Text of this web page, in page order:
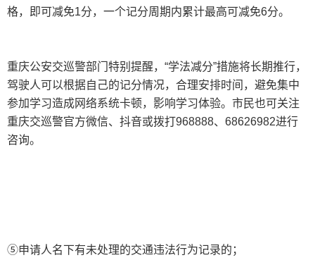
格，即可减免1分，一个记分周期内累计最高可减免6分。
重庆公安交巡警部门特别提醒，“学法减分”措施将长期推行，
驾驶人可以根据自己的记分情况，合理安排时间，避免集中
参加学习造成网络系统卡顿，影响学习体验。市民也可关注
重庆交巡警官方微信、抖音或拨打968888、68626982进行
咨询。
⑤申请人名下有未处理的交通违法行为记录的；